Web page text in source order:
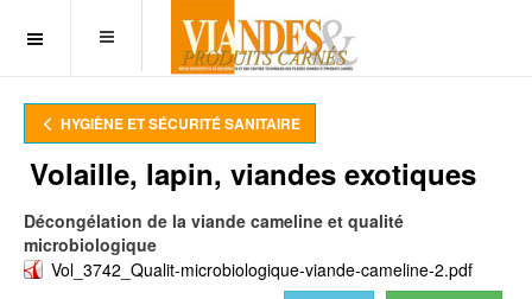
OFF CANVAS
HYGIÈNE ET SÉCURITÉ SANITAIRE
Volaille, lapin, viandes exotiques
Décongélation de la viande cameline et qualité
microbiologique
Vol_3742_Qualit-microbiologique-viande-cameline-2.pdf